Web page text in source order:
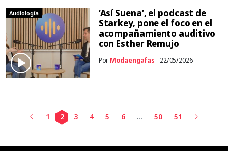
Audiología
‘Así Suena’, el podcast de
Starkey, pone el foco en el
acompañamiento auditivo
con Esther Remujo
Por Modaengafas - 22/05/2026
1 2 3 4 5 6 ... 50 51